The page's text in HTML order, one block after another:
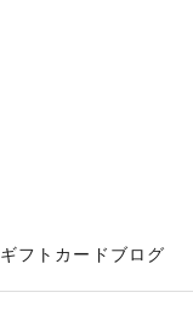
ギフトカード ブログ